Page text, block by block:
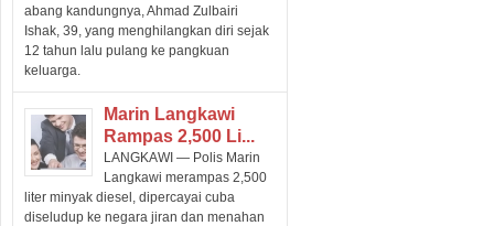
abang kandungnya, Ahmad Zulbairi
Ishak, 39, yang menghilangkan diri sejak
12 tahun lalu pulang ke pangkuan
keluarga.
Marin Langkawi
Rampas 2,500 Li...
LANGKAWI — Polis Marin
Langkawi merampas 2,500
liter minyak diesel, dipercayai cuba
diseludup ke negara jiran dan menahan